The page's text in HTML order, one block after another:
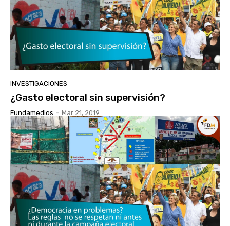
INVESTIGACIONES
¿Gasto electoral sin supervisión?
Fundamedios - Mar 21, 2019